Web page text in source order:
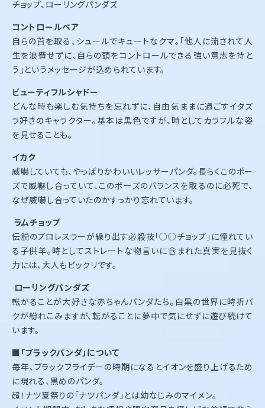
チョップ、ローリングパンダズ
コントロールベア
自らの首を取る、シュールでキュートなクマ。「他人に流されて人
生を浪費せずに、自らの頭をコントロールできる強い意志を持と
う」というメッセージが込められています。
ビューティフルシャドー
どんな時も楽しむ気持ちを忘れずに、自由気ままに過ごすイタズ
ラ好きのキャラクター。基本は黒色ですが、時としてカラフルな姿
を見せることも。
イカク
威嚇していても、やっぱりかわいいレッサーパンダ。長らくこのポー
ズで威嚇し合っていて、このポーズのバランスを取るのに必死で、
なぜ威嚇し合っていたのかすっかり忘れています。
ラムチョップ
伝説のプロレスラーが繰り出す必殺技「○○チョップ」に憧れてい
る子供羊。時としてストレートな物言いに含まれた真実を見抜く
力には、大人もビックリです。
ローリングパンダズ
転がることが大好きな赤ちゃんパンダたち。白黒の世界に時折バ
クが紛れこみますが、転がることに夢中で気にせずに遊び続けて
います。
■ 「ブラックパンダ」について
毎年、ブラックフライデーの時期になるとイオンを盛り上げるため
に現れる、黒めのパンダ。
超！ナツ夏祭りの「ナツパンダ」とは幼なじみのマイメン。